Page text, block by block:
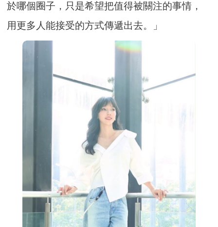
於哪個圈子，只是希望把值得被關注的事情，
用更多人能接受的方式傳遞出去。」